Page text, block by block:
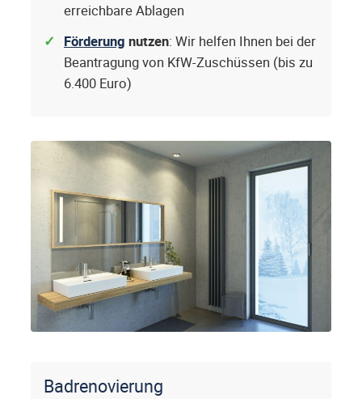
erreichbare Ablagen
Förderung nutzen: Wir helfen Ihnen bei der
Beantragung von KfW-Zuschüssen (bis zu
6.400 Euro)
Badrenovierung